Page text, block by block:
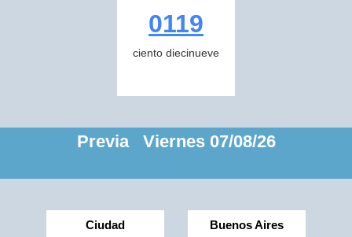
0119
ciento diecinueve
Previa Viernes 07/08/26
Ciudad Buenos Aires